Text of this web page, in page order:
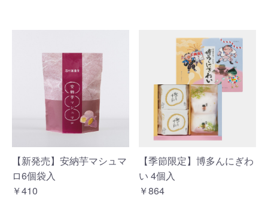
【新発売】安納芋マシュマ
ロ6個袋入
￥410
【季節限定】博多んにぎわ
い 4個入
￥864